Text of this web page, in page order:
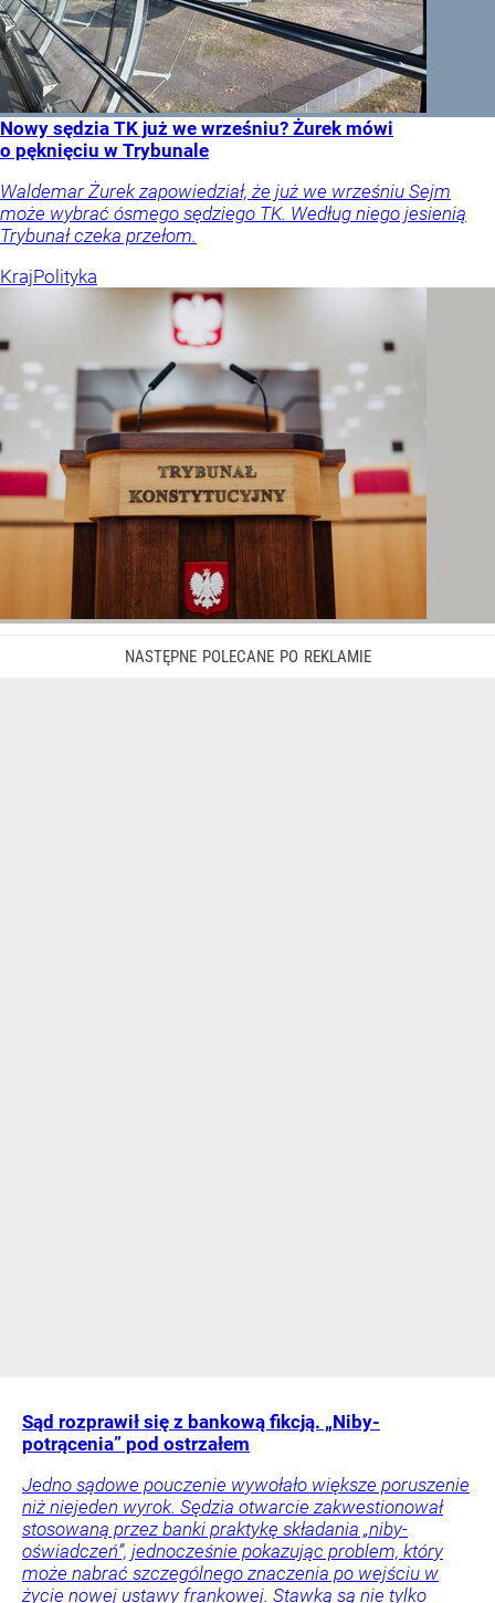
Nowy sędzia TK już we wrześniu? Żurek mówi
o pęknięciu w Trybunale
Waldemar Żurek zapowiedział, że już we wrześniu Sejm
może wybrać ósmego sędziego TK. Według niego jesienią
Trybunał czeka przełom.
KrajPolityka
Sąd rozprawił się z bankową fikcją. „Niby-
potrącenia” pod ostrzałem
Jedno sądowe pouczenie wywołało większe poruszenie
niż niejeden wyrok. Sędzia otwarcie zakwestionował
stosowaną przez banki praktykę składania „niby-
oświadczeń”, jednocześnie pokazując problem, który
może nabrać szczególnego znaczenia po wejściu w
życie nowej ustawy frankowej. Stawką są nie tylko